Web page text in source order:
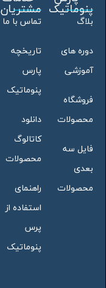
پنوماتیک
بلاگ
دوره های
آموزشی
فروشگاه
محصولات
فایل سه
بعدی
محصولات
مشتریان
تماس با ما
تاریخچه
پارس
پنوماتیک
دانلود
کاتالوگ
محصولات
راهنمای
استفاده از
پرس
پنوماتیک